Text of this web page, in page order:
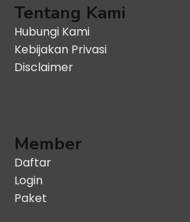
Tentang Kami
Hubungi Kami
Kebijakan Privasi
Disclaimer
Member
Daftar
Login
Paket